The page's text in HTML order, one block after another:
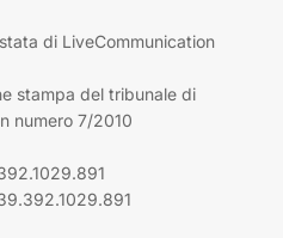
di LiveCommunication
stampa del tribunale di
numero 7/2010